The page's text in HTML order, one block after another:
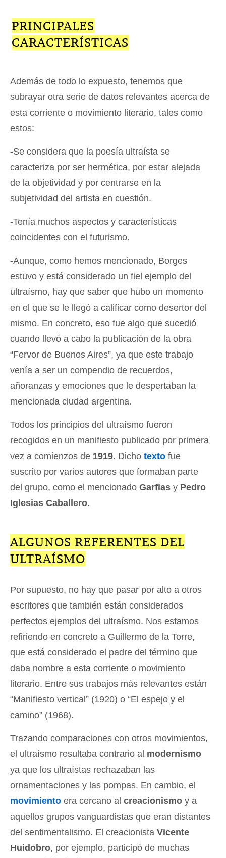
PRINCIPALES
CARACTERÍSTICAS
Además de todo lo expuesto, tenemos que
subrayar otra serie de datos relevantes acerca de
esta corriente o movimiento literario, tales como
estos:
-Se considera que la poesía ultraísta se
caracteriza por ser hermética, por estar alejada
de la objetividad y por centrarse en la
subjetividad del artista en cuestión.
-Tenía muchos aspectos y características
coincidentes con el futurismo.
-Aunque, como hemos mencionado, Borges
estuvo y está considerado un fiel ejemplo del
ultraísmo, hay que saber que hubo un momento
en el que se le llegó a calificar como desertor del
mismo. En concreto, eso fue algo que sucedió
cuando llevó a cabo la publicación de la obra
“Fervor de Buenos Aires”, ya que este trabajo
venía a ser un compendio de recuerdos,
añoranzas y emociones que le despertaban la
mencionada ciudad argentina.
Todos los principios del ultraísmo fueron
recogidos en un manifiesto publicado por primera
vez a comienzos de 1919. Dicho texto fue
suscrito por varios autores que formaban parte
del grupo, como el mencionado Garfias y Pedro
Iglesias Caballero.
ALGUNOS REFERENTES DEL
ULTRAÍSMO
Por supuesto, no hay que pasar por alto a otros
escritores que también están considerados
perfectos ejemplos del ultraísmo. Nos estamos
refiriendo en concreto a Guillermo de la Torre,
que está considerado el padre del término que
daba nombre a esta corriente o movimiento
literario. Entre sus trabajos más relevantes están
“Manifiesto vertical” (1920) o “El espejo y el
camino” (1968).
Trazando comparaciones con otros movimientos,
el ultraísmo resultaba contrario al modernismo
ya que los ultraístas rechazaban las
ornamentaciones y las pompas. En cambio, el
movimiento era cercano al creacionismo y a
aquellos grupos vanguardistas que eran distantes
del sentimentalismo. El creacionista Vicente
Huidobro, por ejemplo, participó de muchas